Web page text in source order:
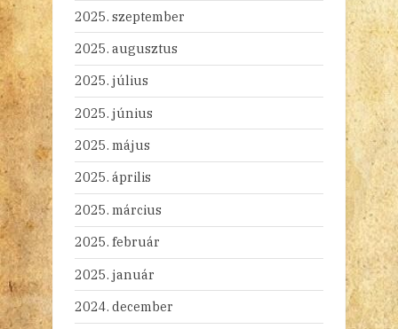
2025. szeptember
2025. augusztus
2025. július
2025. június
2025. május
2025. április
2025. március
2025. február
2025. január
2024. december